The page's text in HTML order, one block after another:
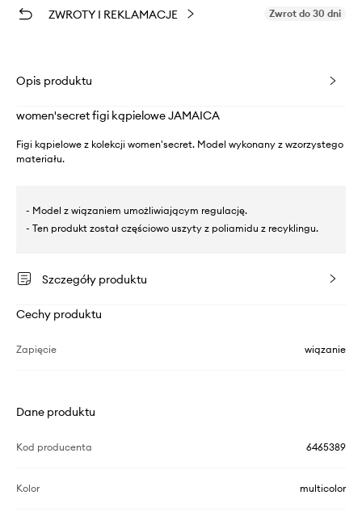
ZWROTY I REKLAMACJE Zwrot do 30 dni
Opis produktu
women'secret figi kąpielowe JAMAICA
Figi kąpielowe z kolekcji women'secret. Model wykonany z wzorzystego
materiału.
- Model z wiązaniem umożliwiającym regulację.
- Ten produkt został częściowo uszyty z poliamidu z recyklingu.
Szczegóły produktu
Cechy produktu
Zapięcie wiązanie
Dane produktu
Kod producenta 6465389
Kolor multicolor